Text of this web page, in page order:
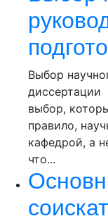
Выбор
выбор,
правило,
кафедрой, а
что...